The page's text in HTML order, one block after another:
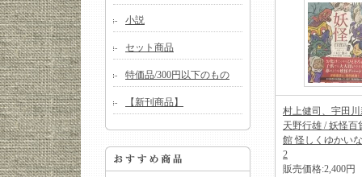
小説
セット商品
特価品/300円以下のもの
【新刊商品】
村上健司、宇田
天野行雄 / 妖怪百
館 怪しくゆかい
2
販売価格:2,400円